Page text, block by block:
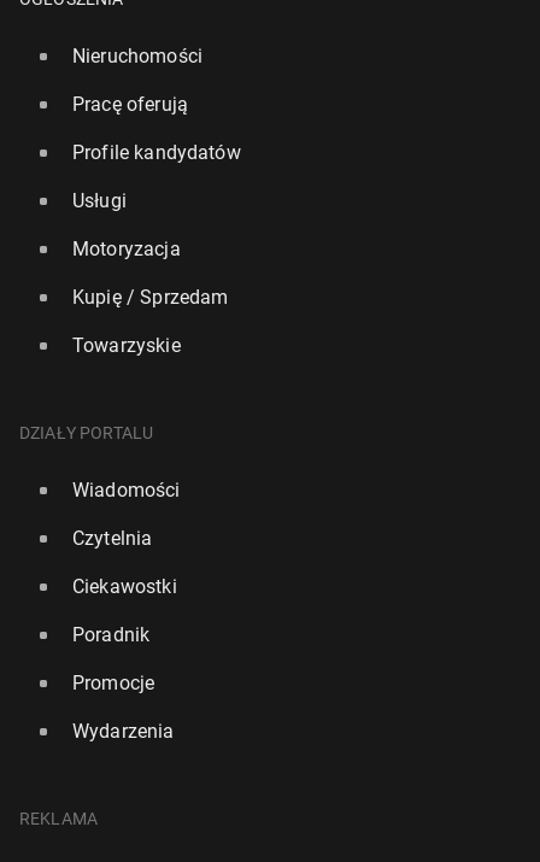
Nieruchomości
Pracę oferują
Profile kandydatów
Usługi
Motoryzacja
Kupię / Sprzedam
Towarzyskie
DZIAŁY PORTALU
Wiadomości
Czytelnia
Ciekawostki
Poradnik
Promocje
Wydarzenia
REKLAMA